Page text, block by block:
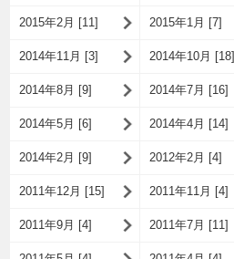
2015年2月 [11] 2015年1月 [7]
2014年11月 [3] 2014年10月 [18]
2014年8月 [9] 2014年7月 [16]
2014年5月 [6] 2014年4月 [14]
2014年2月 [9] 2012年2月 [4]
2011年12月 [15] 2011年11月 [4]
2011年9月 [4] 2011年7月 [11]